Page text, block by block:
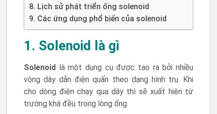
8. Lịch sử phát triển ống solenoid
9. Các ứng dụng phổ biến của solenoid
1. Solenoid là gì
Solenoid là một dụng cụ được tạo ra bởi nhiều
vòng dây dẫn điện quấn theo dạng hình trụ. Khi
cho dòng điện chạy qua dây thì sẽ xuất hiện từ
trường khá đều trong lòng ống.